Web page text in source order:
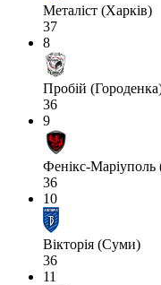
Металіст (Харків)
37
8
Пробій
36
9
Фенікс-Маріуполь
36
10
Вікторія (Суми)
36
11